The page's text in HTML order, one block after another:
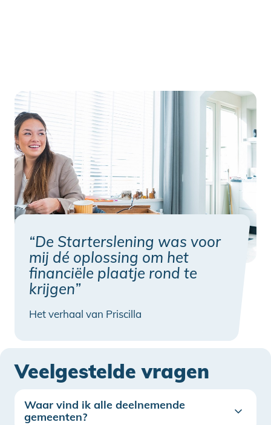
“De Starterslening was voor
mij dé oplossing om het
financiële plaatje rond te
krijgen”
Het verhaal van Priscilla
Veelgestelde vragen
Waar vind ik alle deelnemende
gemeenten?